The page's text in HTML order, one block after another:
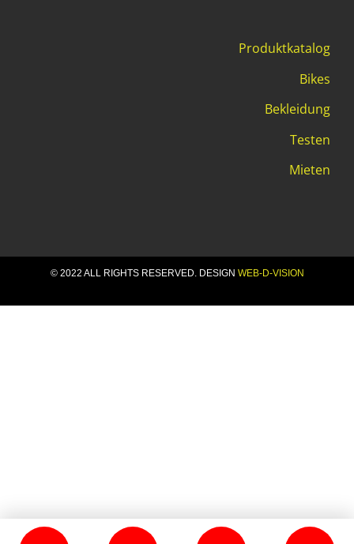
Produktkatalog
Bikes
Bekleidung
Testen
Mieten
© 2022 ALL RIGHTS RESERVED​. DESIGN WEB-D-VISION